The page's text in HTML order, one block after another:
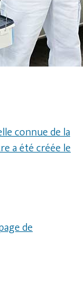
connue de la
a été créée le
de